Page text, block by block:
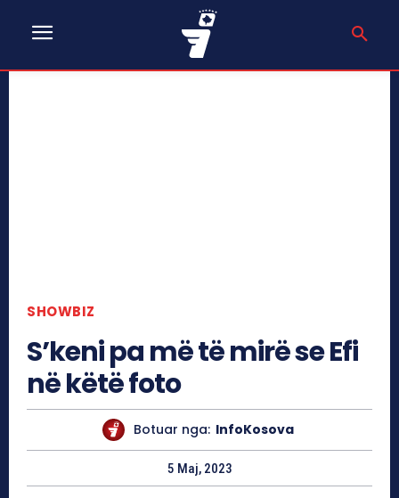
SHOWBIZ
S’keni pa më të mirë se Efi
në këtë foto
Botuar nga: InfoKosova
5 Maj, 2023